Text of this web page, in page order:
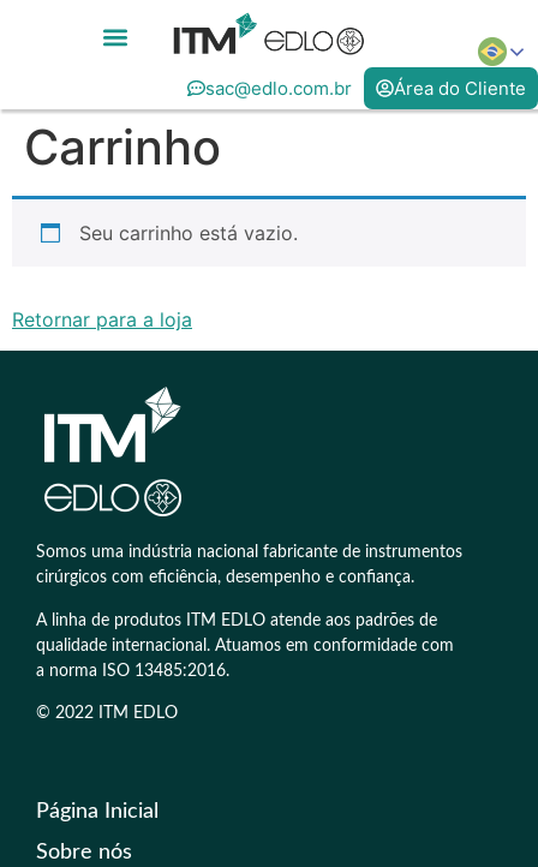
sac@edlo.com.br Área do Cliente
Carrinho
Seu carrinho está vazio.
Retornar para a loja
Somos uma indústria nacional fabricante de instrumentos
cirúrgicos com eficiência, desempenho e confiança.
A linha de produtos ITM EDLO atende aos padrões de
qualidade internacional. Atuamos em conformidade com
a norma ISO 13485:2016.
© 2022 ITM EDLO
Página Inicial
Sobre nós